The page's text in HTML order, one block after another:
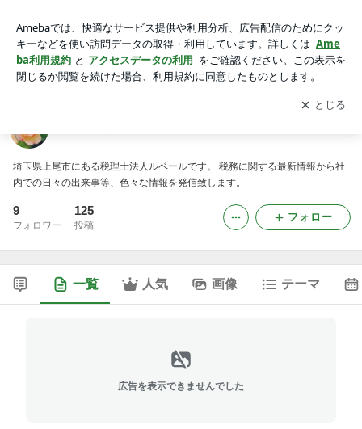
アプリをダウンロードして ブログの更新通知
を受け取りまし
ょう。
開く
埼玉県上尾市にある税理士法人ルベールです。 税務に関する最新情報から社
内での日々の出来事等、色々な情報を発信致します。
9
フォロワー
125
投稿
フォロー
一覧 人気 画像 テーマ
広告を表示できませんでした